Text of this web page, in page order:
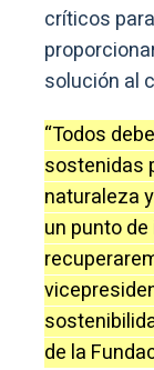
críticos
solución al
“Todos
sostenidas
naturaleza
un punto
de la